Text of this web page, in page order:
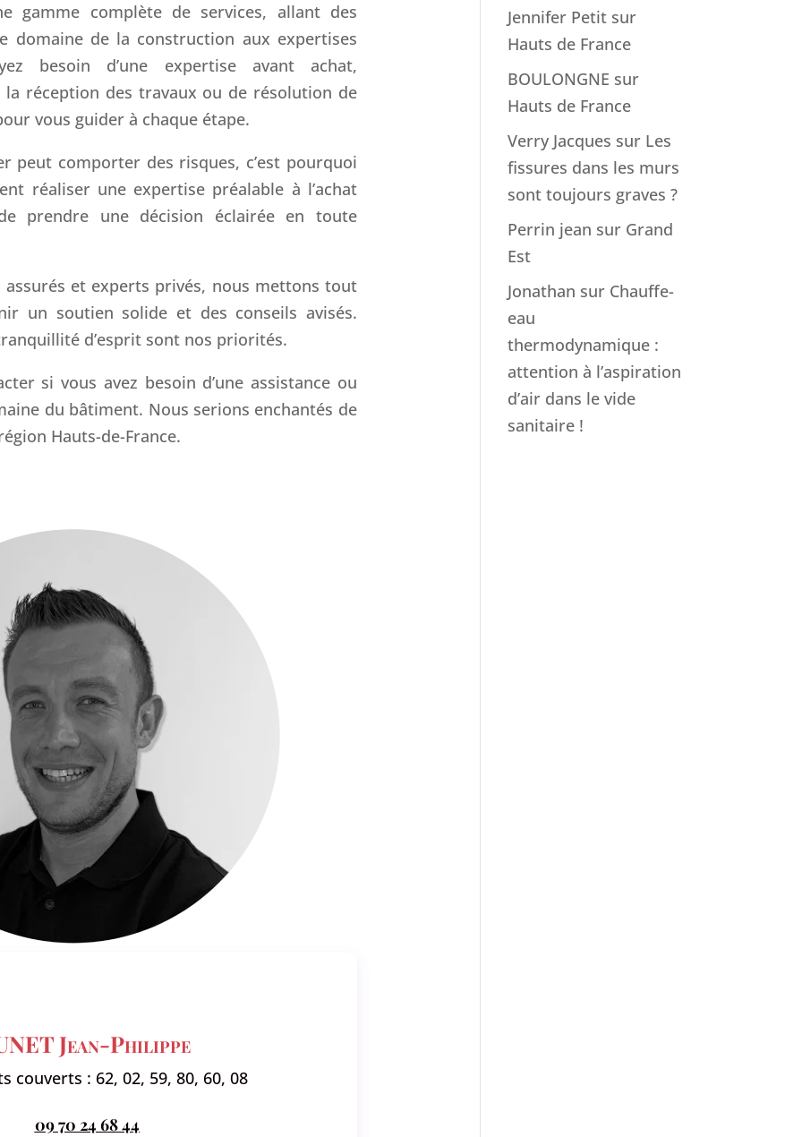
gamme complète de services, allant des
domaine de la construction aux expertises
besoin d’une expertise avant achat,
la réception des travaux ou de résolution de
vous guider à chaque étape.
peut comporter des risques, c’est pourquoi
réaliser une expertise préalable à l’achat
prendre une décision éclairée en toute
assurés et experts privés, nous mettons tout
un soutien solide et des conseils avisés.
d’esprit sont nos priorités.
si vous avez besoin d’une assistance ou
du bâtiment. Nous serions enchantés de
Hauts-de-France.
Jean-Philippe
couverts : 62, 02, 59, 80, 60, 08
09 70 24 68 44
Jennifer Petit sur
Hauts de France
BOULONGNE sur
Hauts de France
Verry Jacques sur Les
fissures dans les murs
sont toujours graves ?
Perrin jean sur Grand
Est
Jonathan sur Chauffe-
eau
thermodynamique :
attention à l’aspiration
d’air dans le vide
sanitaire !